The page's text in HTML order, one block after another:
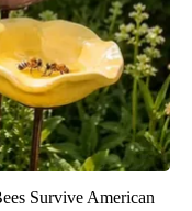
Survive American